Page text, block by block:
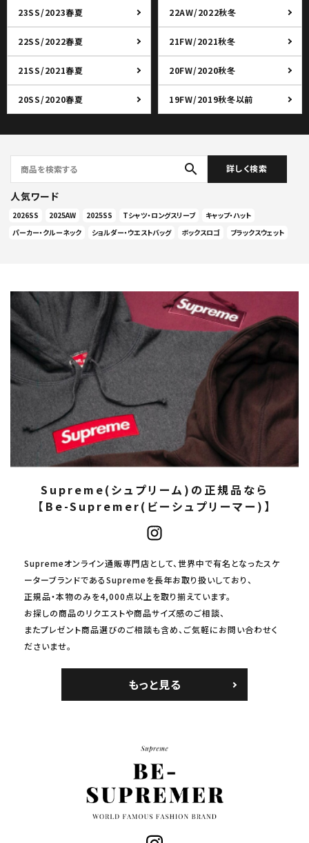
23SS/2023春夏 22AW/2022秋冬
22SS/2022春夏 21FW/2021秋冬
21SS/2021春夏 20FW/2020秋冬
20SS/2020春夏 19FW/2019秋冬以前
search 詳しく検索
人気ワード
2026SS 2025AW 2025SS Tシャツ・ロングスリーブ
キャップ・ハット
パーカー・クルーネック
ショルダー・ウエストバッグ ボックスロゴ ブラックスウェット
Supreme(シュプリーム)の正規品なら
【Be-Supremer(ビーシュプリーマー)】
Supremeオンライン通販専門店として、世界中で有名となったスケ
ーターブランドであるSupremeを長年お取り扱いしており、
正規品・本物のみを4,000点以上を取り揃えています。
お探しの商品のリクエストや商品サイズ感のご相談、
またプレゼント商品選びのご相談も含め、ご気軽にお問い合わせく
ださいませ。
もっと見る